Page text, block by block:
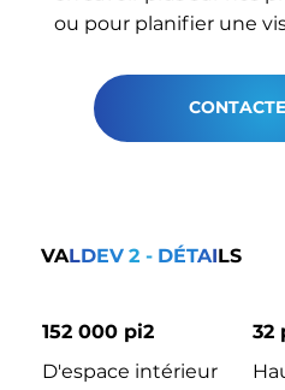
ou pour planifier une
VALDEV 2 - DÉTAILS
152 000 pi2
D'espace intérieur
32